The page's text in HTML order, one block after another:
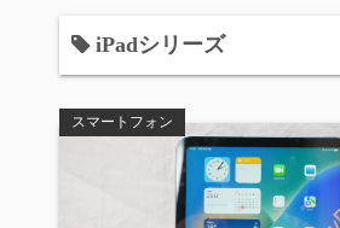
iPadシリーズ
スマートフォン